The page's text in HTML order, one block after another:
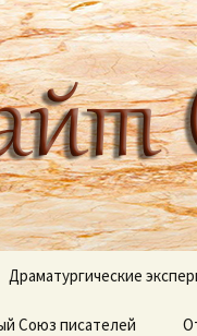
писателя,
и сны
Драматургические
Союз писателей